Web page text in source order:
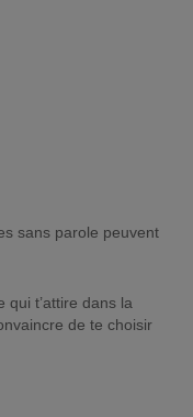
sans parole peuvent
qui t’attire dans la
de te choisir